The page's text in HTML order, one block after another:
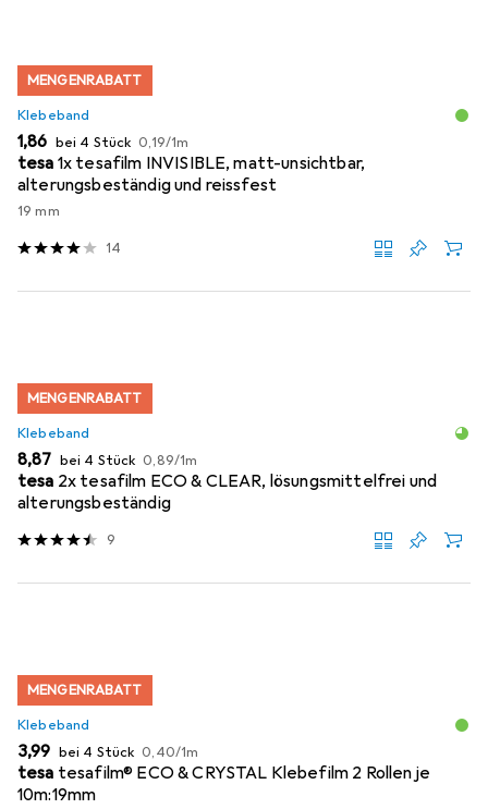
MENGENRABATT
Klebeband
EUR
1,86 bei 4 Stück EUR
0,19/1m
tesa 1x tesafilm INVISIBLE, matt-unsichtbar,
alterungsbeständig und reissfest
19 mm
14
MENGENRABATT
Klebeband
EUR
8,87 bei 4 Stück EUR
0,89/1m
tesa 2x tesafilm ECO & CLEAR, lösungsmittelfrei und
alterungsbeständig
9
MENGENRABATT
Klebeband
EUR
3,99 bei 4 Stück EUR
0,40/1m
tesa tesafilm® ECO & CRYSTAL Klebefilm 2 Rollen je
10m:19mm